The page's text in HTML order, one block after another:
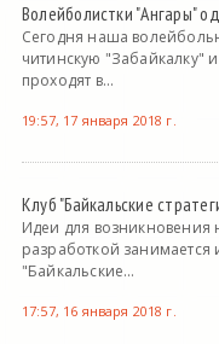
Волейболистки "Ангары"
Сегодня наша
читинскую "Забайкалку"
проходят в...
19:57, 17 января 2018 г.
Клуб "Байкальские
Идеи для
разработкой занимается
"Байкальские...
17:57, 16 января 2018 г.